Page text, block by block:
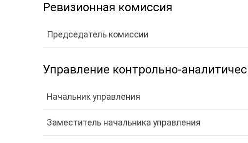
Ревизионная комиссия
Председатель комиссии
Управление контрольно-
Начальник управления
Заместитель начальника управления